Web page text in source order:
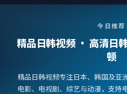
今日推荐
精品日韩视频· 高清日
顿
精品日韩视频专注日本、韩国及亚
电影、电视剧、综艺与动漫，支持